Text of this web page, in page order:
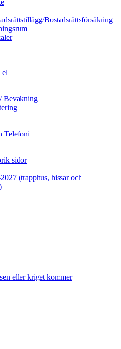
Bostadsrättsförsäkring
el
Bevakning
Telefoni
sidor
(trapphus, hissar och
eller kriget kommer